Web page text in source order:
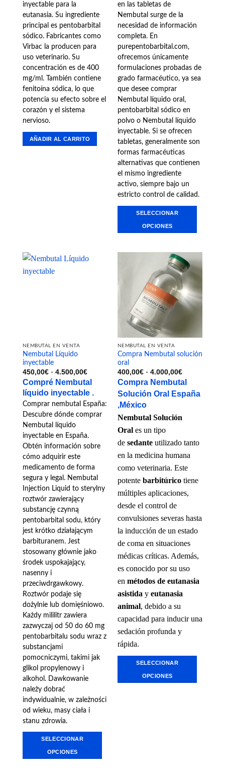
inyectable para la
eutanasia. Su ingrediente
principal es pentobarbital
sódico. Fabricantes como
Virbac la producen para
uso veterinario. Su
concentración es de 400
mg/ml. También contiene
fenitoína sódica, lo que
potencia su efecto sobre el
corazón y el sistema
nervioso.
AÑADIR AL CARRITO
en las tabletas de
Nembutal surge de la
necesidad de información
completa. En
purepentobarbital.com,
ofrecemos únicamente
formulaciones probadas de
grado farmacéutico, ya sea
que desee comprar
Nembutal líquido oral,
pentobarbital sódico en
polvo o Nembutal líquido
inyectable. Si se ofrecen
tabletas, generalmente son
formas farmacéuticas
alternativas que contienen
el mismo ingrediente
activo, siempre bajo un
estricto control de calidad.
SELECCIONAR
OPCIONES
opciones
pueden
en
la
página
de
producto
NEMBUTAL EN VENTA
Nembutal Líquido
inyectable
450,00€ - 4.500,00€Rango
de
precios:
desde
450,00€
hasta
Compré Nembutal
líquido inyectable .
Comprar nembutal España:
Descubre dónde comprar
Nembutal líquido
inyectable en España.
Obtén información sobre
cómo adquirir este
medicamento de forma
segura y legal. Nembutal
Injection Liquid to sterylny
roztwór zawierający
substancję czynną
pentobarbital sodu, który
jest krótko działającym
barbituranem. Jest
stosowany głównie jako
środek uspokajający,
nasenny i
przeciwdrgawkowy.
Roztwór podaje się
dożylnie lub domięśniowo.
Każdy mililitr zawiera
zazwyczaj od 50 do 60 mg
pentobarbitalu sodu wraz z
substancjami
pomocniczymi, takimi jak
glikol propylenowy i
alkohol. Dawkowanie
należy dobrać
indywidualnie, w zależności
od wieku, masy ciała i
stanu zdrowia.
SELECCIONAR
OPCIONES
NEMBUTAL EN VENTA
Compra Nembutal solución
oral
400,00€ - 4.000,00€Rango
de
precios:
desde
400,00€
Compra Nembutal
Solución Oral España
,México
Nembutal Solución
Oral es un tipo
de sedante utilizado tanto
en la medicina humana
como veterinaria. Este
potente barbitúrico tiene
múltiples aplicaciones,
desde el control de
convulsiones severas hasta
la inducción de un estado
de coma en situaciones
médicas críticas. Además,
es conocido por su uso
en métodos de eutanasia
asistida y eutanasia
animal, debido a su
capacidad para inducir una
sedación profunda y
rápida.
SELECCIONAR
OPCIONES